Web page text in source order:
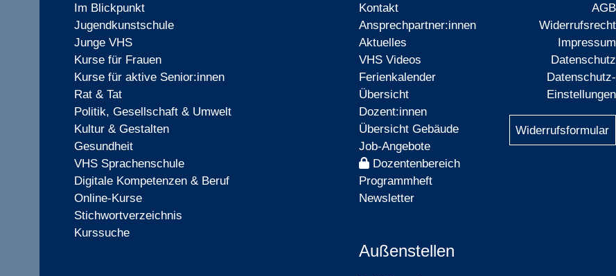
Im Blickpunkt
Jugendkunstschule
Junge VHS
Kurse für Frauen
Kurse für aktive Senior:innen
Rat & Tat
Politik, Gesellschaft & Umwelt
Kultur & Gestalten
Gesundheit
VHS Sprachenschule
Digitale Kompetenzen & Beruf
Online-Kurse
Stichwortverzeichnis
Kurssuche
Kontakt
Ansprechpartner:innen
Aktuelles
VHS Videos
Ferienkalender
Übersicht
Dozent:innen
Übersicht Gebäude
Job-Angebote
Dozentenbereich
Programmheft
Newsletter
Außenstellen
AGB
Widerrufsrecht
Impressum
Datenschutz
Datenschutz-
Einstellungen
Widerrufsformular